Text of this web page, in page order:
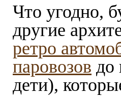
Что угодно,
другие
ретро
паровозов до
дети),